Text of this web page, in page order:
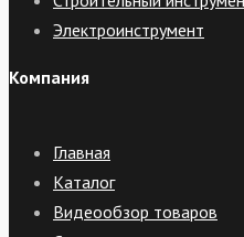
Электроинструмент
Компания
Главная
Каталог
Видеообзор товаров